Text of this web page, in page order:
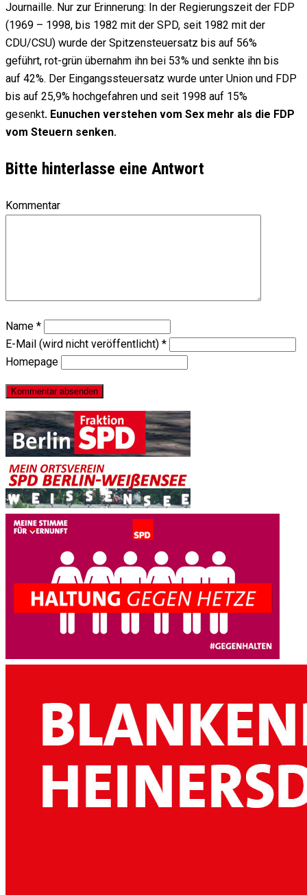
Journaille. Nur zur Erinnerung: In der Regierungszeit der FDP
(1969 – 1998, bis 1982 mit der SPD, seit 1982 mit der
CDU/CSU) wurde der Spitzensteuersatz bis auf 56%
geführt, rot-grün übernahm ihn bei 53% und senkte ihn bis
auf 42%. Der Eingangssteuersatz wurde unter Union und FDP
bis auf 25,9% hochgefahren und seit 1998 auf 15%
gesenkt. Eunuchen verstehen vom Sex mehr als die FDP
vom Steuern senken.
Bitte hinterlasse eine Antwort
Kommentar
Name *
E-Mail (wird nicht veröffentlicht) *
Homepage